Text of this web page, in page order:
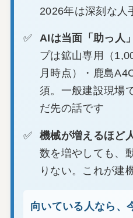
2026年は深刻な人
AIは当面「助っ人」
プは鉱山専用（
月時点）・鹿島
須。一般建設現場
だ先の話です
機械が増えるほど
数を増やしても、
りない。これが建
向いている人なら、